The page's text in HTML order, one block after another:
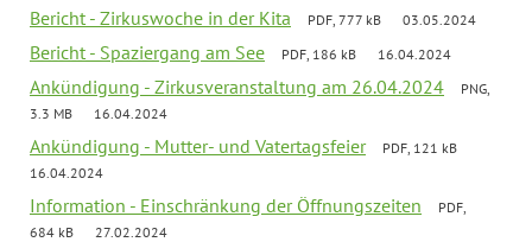
Bericht - Zirkuswoche in der Kita PDF, 777 kB 03.05.2024
Bericht - Spaziergang am See PDF, 186 kB 16.04.2024
Ankündigung - Zirkusveranstaltung am 26.04.2024
PNG,
3.3 MB
16.04.2024
Ankündigung - Mutter- und Vatertagsfeier
PDF, 121 kB
16.04.2024
Information - Einschränkung der Öffnungszeiten
PDF,
684 kB
27.02.2024